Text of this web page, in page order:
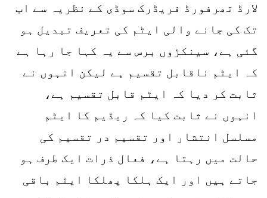
لارڈ تھرفورڈ فریڈرک سوڈی کے نظریہ سے اب
تک کی جانے والی ایٹم کی تعریف تبدیل ہو
گئی ہے، سینکڑوں برس سے یہ کہا جا رہا ہے
کہ ایٹم ناقابل تقسیم ہے لیکن انہوں نے
ثابت کر دیا کہ ایٹم قابل تقسیم ہے،
انہوں نے ثابت کیا کہ ریڈیم کا ایٹم
مسلسل انتشار اور تقسیم در تقسیم کی
حالت میں رہتا ہے، فعال ذرات ایک طرف ہو
جاتے ہیں اور ایک ہلکا پھلکا ایٹم باقی